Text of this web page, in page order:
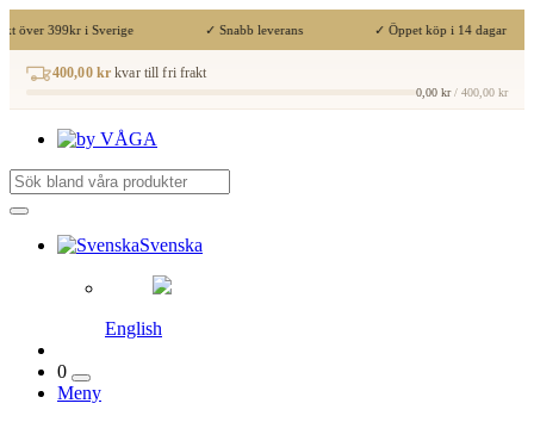
över 399kr i Sverige ✓ Snabb leverans ✓ Öppet köp i 14 dagar
400,00 kr kvar till fri frakt
0,00 kr/ 400,00 kr
Svenska
English
0
Meny